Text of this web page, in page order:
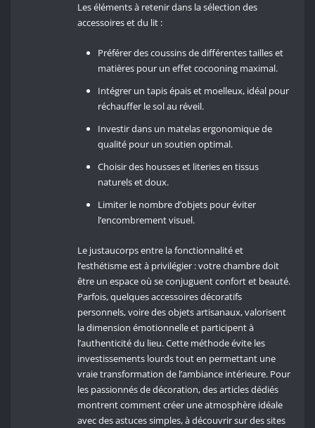
Les éléments à retenir dans la sélection des
accessoires et du lit :
Préférer des coussins de différentes tailles et
matières pour un effet cocooning maximal.
Intégrer un tapis épais et moelleux, idéal pour
réchauffer le sol au réveil.
Investir dans un matelas ergonomique de
qualité pour un soutien optimal.
Choisir des housses et literies en tissus
naturels et doux.
Limiter le nombre d’objets pour éviter
l’encombrement visuel.
Le justaucorps entre la fonctionnalité et
l’esthétisme est à privilégier : votre chambre doit
être un espace où se conjuguent confort et beauté.
Parfois, quelques accessoires décoratifs
personnels, voire des objets artisanaux, valorisent
la dimension émotionnelle et participent à
l’authenticité du lieu. Cette méthode évite les
investissements lourds tout en permettant une
vraie transformation de l’ambiance intérieure. Pour
les passionnés de décoration, des articles dédiés
montrent comment créer une atmosphère idéale
avec des astuces simples, à découvrir sur des sites